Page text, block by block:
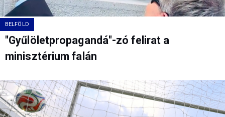
BELFÖLD
"Gyűlöletpropagandá"-zó felirat a
minisztérium falán